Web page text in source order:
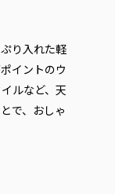
り入れた軽
イントのウ
ルなど、天
で、おしゃ